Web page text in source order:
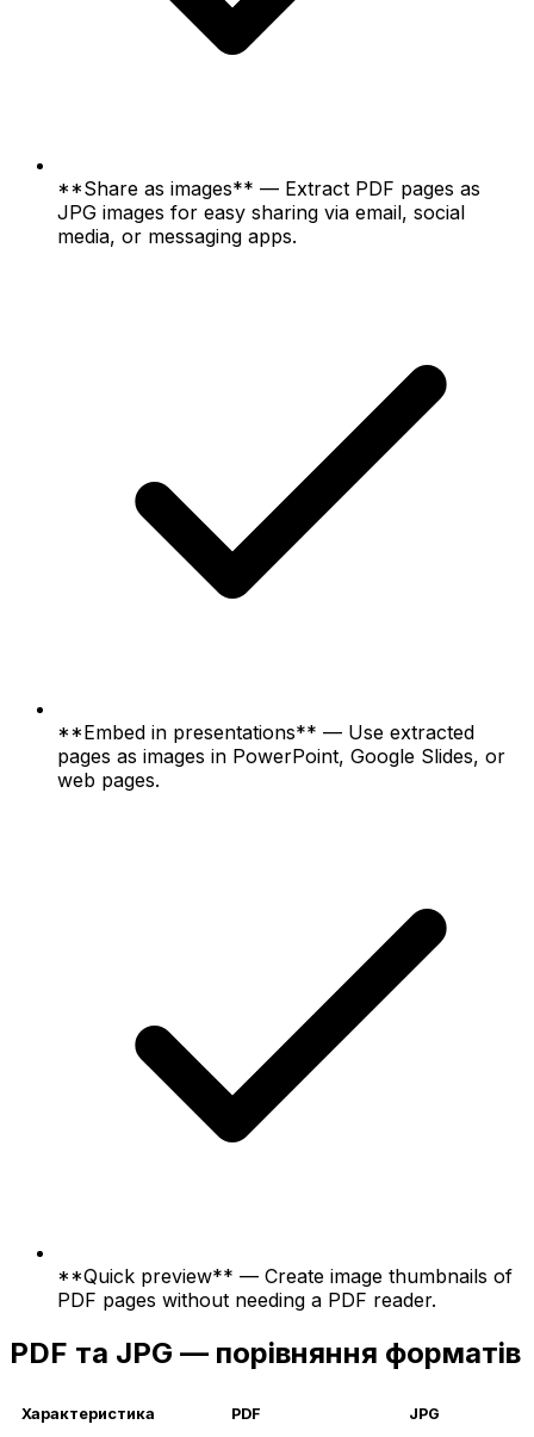
**Share as images** — Extract PDF pages as
JPG images for easy sharing via email, social
media, or messaging apps.
**Embed in presentations** — Use extracted
pages as images in PowerPoint, Google Slides, or
web pages.
**Quick preview** — Create image thumbnails of
PDF pages without needing a PDF reader.
PDF та JPG — порівняння форматів
Характеристика PDF JPG